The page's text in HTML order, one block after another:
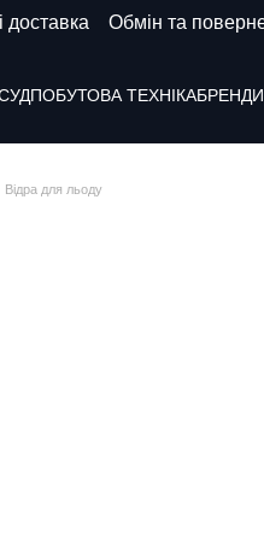
доставка Обмін та
ПОБУТОВА ТЕХНІКАБРЕНДИ
Відра для льоду